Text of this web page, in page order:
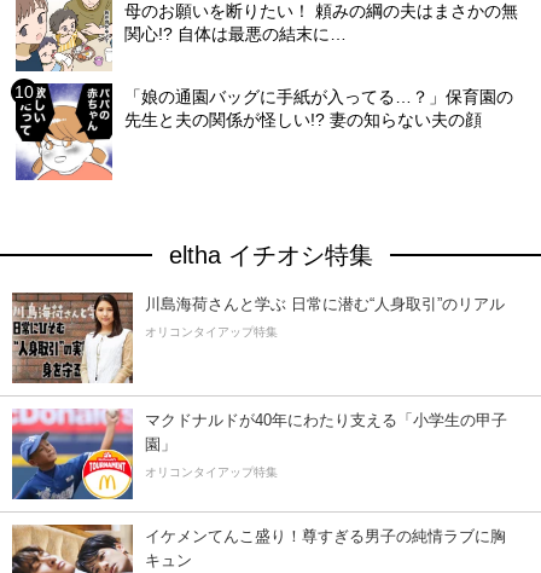
母のお願いを断りたい！ 頼みの綱の夫はまさかの無
関心!? 自体は最悪の結末に…
「娘の通園バッグに手紙が入ってる…？」保育園の
先生と夫の関係が怪しい!? 妻の知らない夫の顔
eltha イチオシ特集
川島海荷さんと学ぶ 日常に潜む“人身取引”のリアル
オリコンタイアップ特集
マクドナルドが40年にわたり支える「小学生の甲子
園」
オリコンタイアップ特集
イケメンてんこ盛り！尊すぎる男子の純情ラブに胸
キュン